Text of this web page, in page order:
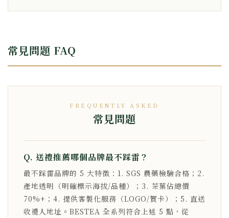
常見問題 FAQ
FREQUENTLY ASKED
常見問題
Q. 送禮推薦哪個品牌最不踩雷？
最不踩雷品牌的 5 大特徵：1. SGS 農藥檢驗合格；2.
產地透明（明確標示海拔/品種）；3. 茶葉佔總價
70%+；4. 提供客製化服務（LOGO/賀卡）；5. 直送
收禮人地址。BESTEA 全系列符合上述 5 點，從